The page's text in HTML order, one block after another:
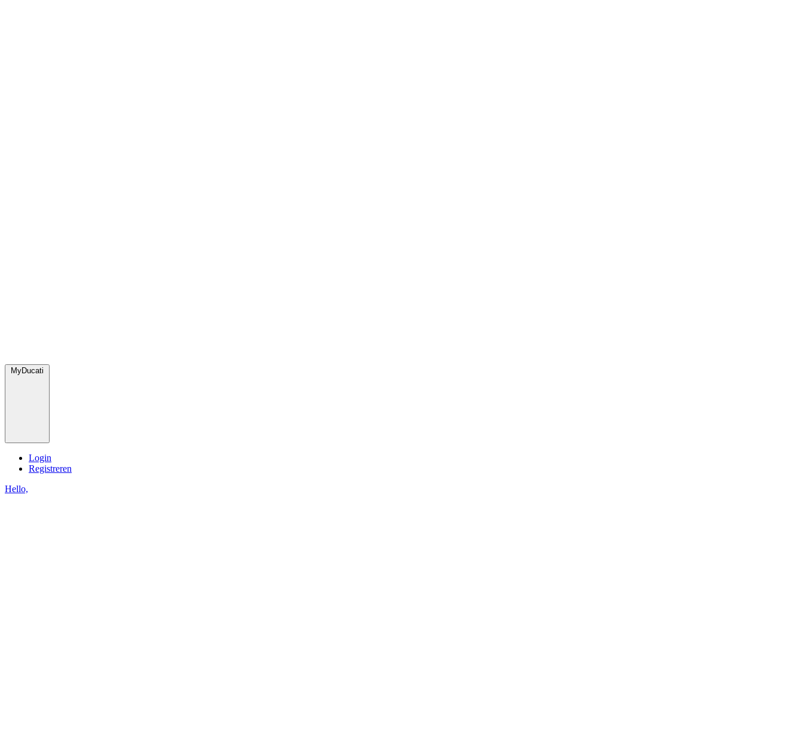
MyDucati
Login
Registreren
Hello,